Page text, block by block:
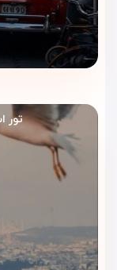
ارائه می‌دهد تا
رزرو خود را انجام
مشاوره تخصصی
کارشناسان
خانوادگی،
برای انتخاب
می‌کنند.
در ویداگشت،
بزرگ‌نمایی
تور